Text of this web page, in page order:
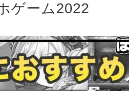
ゲーム2022